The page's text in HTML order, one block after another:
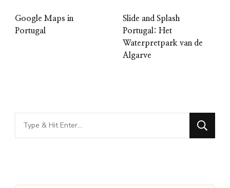
Google Maps in
Portugal
Slide and Splash
Portugal: Het
Waterpretpark van de
Algarve
Looking
for